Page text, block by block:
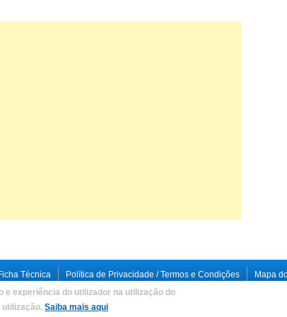
Técnica Política de Privacidade / Termos e Condições Mapa
Criações Digitais, Lda
e experiência do utilizador na utilização do
utilização.Saiba mais aqui